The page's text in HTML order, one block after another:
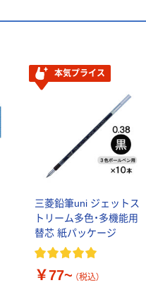
本気プライス
三菱鉛筆uni ジェットス
トリーム多色・多機能用
替芯 紙パッケージ
￥77~ （税込）